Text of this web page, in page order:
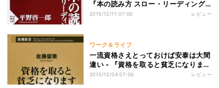
『本の読み方 スロー・リーディング
の実践』
2015/12/11 07:00 レビュー
ワーク＆ライフ
一流資格さえとっておけば安泰は大間
違い - 『資格を取ると貧乏になりま
す』
2015/12/04 07:00 レビュー